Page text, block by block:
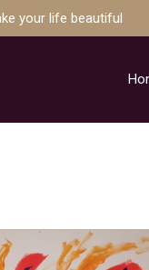
your life beautiful